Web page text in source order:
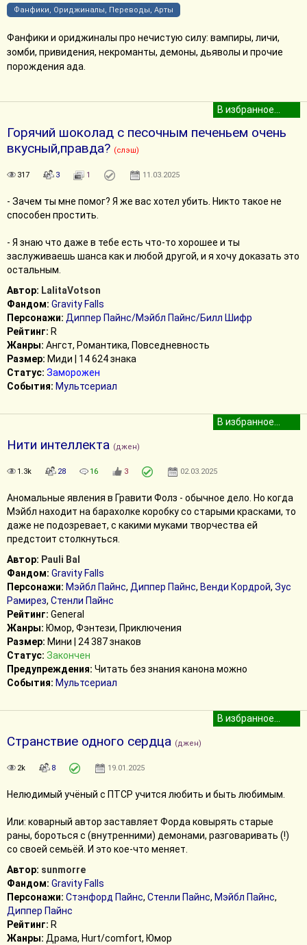
Фанфики, Ориджиналы, Переводы, Арты
Фанфики и ориджиналы про нечистую силу: вампиры, личи,
зомби, привидения, некроманты, демоны, дьяволы и прочие
порождения ада.
Горячий шоколад с песочным печеньем очень
вкусный,правда? (слэш)
317 3 1 11.03.2025
- Зачем ты мне помог? Я же вас хотел убить. Никто такое не
способен простить.
- Я знаю что даже в тебе есть что-то хорошее и ты
заслуживаешь шанса как и любой другой, и я хочу доказать это
остальным.
Автор: LalitaVotson
Фандом: Gravity Falls
Персонажи: Диппер Пайнс/Мэйбл Пайнс/Билл Шифр
Рейтинг: R
Жанры: Ангст, Романтика, Повседневность
Размер: Миди | 14 624 знака
Статус: Заморожен
События: Мультсериал
Нити интеллекта (джен)
1.3k 28 16 3 02.03.2025
Аномальные явления в Гравити Фолз - обычное дело. Но когда
Мэйбл находит на барахолке коробку со старыми красками, то
даже не подозревает, с какими муками творчества ей
предстоит столкнуться.
Автор: Pauli Bal
Фандом: Gravity Falls
Персонажи: Мэйбл Пайнс, Диппер Пайнс, Венди Кордрой, Зус
Рамирез, Стенли Пайнс
Рейтинг: General
Жанры: Юмор, Фэнтези, Приключения
Размер: Мини | 24 387 знаков
Статус: Закончен
Предупреждения: Читать без знания канона можно
События: Мультсериал
Странствие одного сердца (джен)
2k 8 19.01.2025
Нелюдимый учёный с ПТСР учится любить и быть любимым.
Или: коварный автор заставляет Форда ковырять старые
раны, бороться с (внутренними) демонами, разговаривать (!)
со своей семьёй. И это кое-что меняет.
Автор: sunmorre
Фандом: Gravity Falls
Персонажи: Стэнфорд Пайнс, Стенли Пайнс, Мэйбл Пайнс,
Диппер Пайнс
Рейтинг: R
Жанры: Драма, Hurt/comfort, Юмор